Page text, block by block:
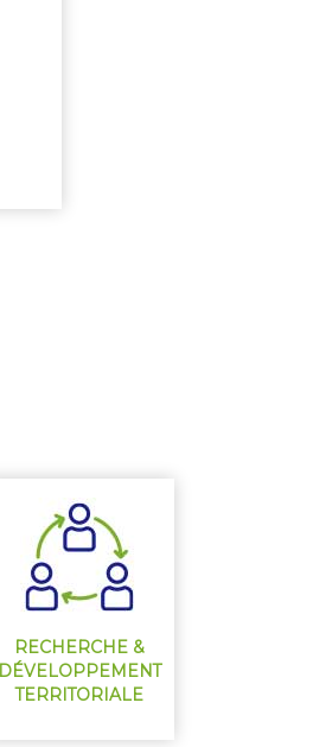
RECHERCHE &
DÉVELOPPEMENT
TERRITORIALE